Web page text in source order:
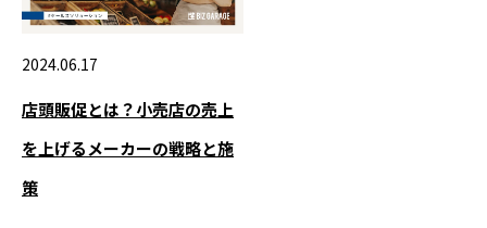
2024.06.17
店頭販促とは？小売店の売上
を上げるメーカーの戦略と施
策